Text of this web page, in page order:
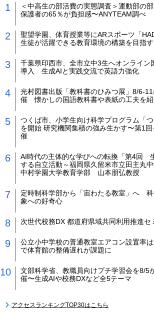
＜中高生の部活費の実態調査＞運動部の
保護者の65％が負担感〜ANYTEAM調べ
聖望学園、体育授業等にARスポーツ「
生徒が活躍できる教育環境の構築を目指す
千葉県印西市、全市立中3生へオンライン
導入 生成AIと実践交流で英語力強化
光村図書出版「教科書のひみつ展」8/6-
催 懐かしの国語教科書や表紙の工夫を
つくば市、小学生向け科学プログラム「つ
を開始 研究機関集積の強み生かす〜第1
催
AI時代の主体的な学びへの転換「第4回
する自立活動～福岡県久留米市立田主丸中
中村学園大学教育学部 山本朋弘教授
定時制科学部から「宙わたる教室」へ
象への好奇心
次世代校務DX 都道府県域共同利用推進セ
公立小中学校の普通教室エアコン設置率
で体育館の整備遅れが課題に
文部科学省、教職員向けプチ学習会を8/5
催〜生成AIや校務DXなど全5テーマ
アクセスランキングTOP30はこちら